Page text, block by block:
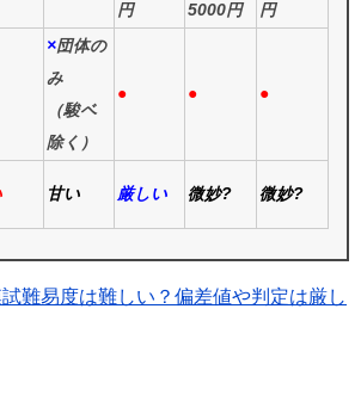
円
5000円
円
×団体の
み
（駿ベ
除く）
● ● ●
甘い 厳しい 微妙? 微妙?
難易度は難しい？偏差値や判定は厳し